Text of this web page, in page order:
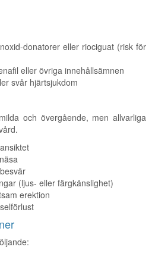
donatorer eller riociguat (risk för
eller övriga innehållsämnen
svår hjärtsjukdom
och övergående, men allvarliga
(ljus- eller färgkänslighet)
erektion